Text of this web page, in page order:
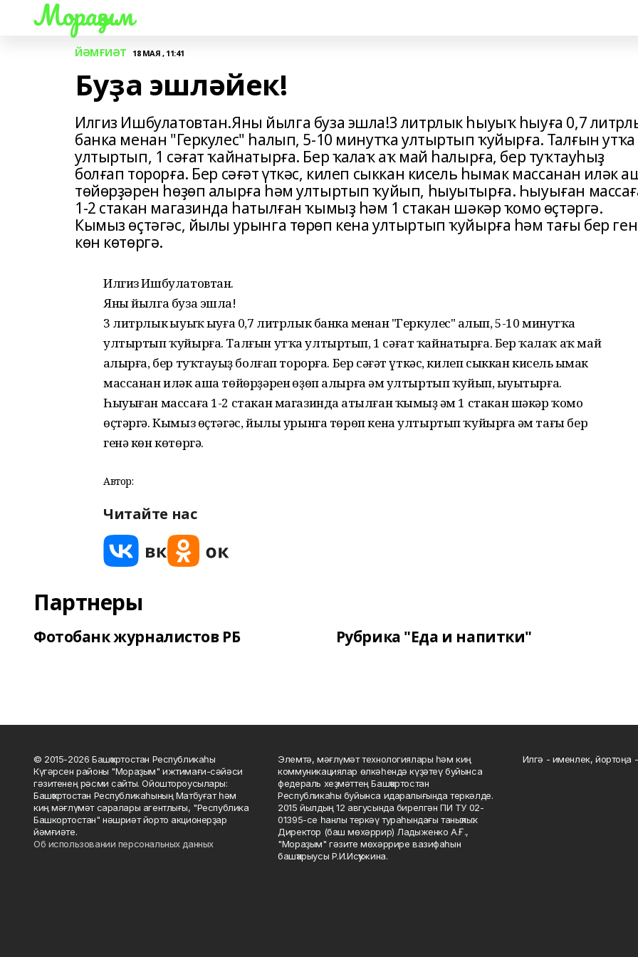
Мораҙым
ЙӘМҒИӘТ 18 МАЯ , 11:41
Буҙа эшләйек!
Илгиз Ишбулатовтан.Яны йылга буза эшла!3 литрлык һыуыҡ һыуға 0,7
банка менан "Геркулес" һалып, 5-10 минутҡа ултыртып ҡуйырға. Талғын утҡа
ултыртып, 1 сәғат ҡайнатырға. Бер ҡалаҡ аҡ май һалырға, бер туҡтауһыҙ
болғап торорға. Бер сәғәт үткәс, килеп сыккан кисель һымак массанан иләк
төйөрҙәрен һөҙөп алырға һәм ултыртып ҡуйып, һыуытырға. Һыуыған
1-2 стакан магазинда һатылған ҡымыҙ һәм 1 стакан шәкәр ҡомо өҫтәргә.
Кымыз өҫтәгәс, йылы урынга төрөп кена ултыртып ҡуйырға һәм тағы бер
көн көтөргә.
Илгиз Ишбулатовтан.
Яны йылга буза эшла!
3 литрлык һыуыҡ һыуға 0,7 литрлык банка менан "Геркулес" һалып, 5-10 минутҡа
ултыртып ҡуйырға. Талғын утҡа ултыртып, 1 сәғат ҡайнатырға. Бер ҡалаҡ аҡ май
һалырға, бер туҡтауһыҙ болғап торорға. Бер сәғәт үткәс, килеп сыккан кисель һымак
массанан иләк аша төйөрҙәрен һөҙөп алырға һәм ултыртып ҡуйып, һыуытырға.
Һыуыған массаға 1-2 стакан магазинда һатылған ҡымыҙ һәм 1 стакан шәкәр ҡомо
өҫтәргә. Кымыз өҫтәгәс, йылы урынга төрөп кена ултыртып ҡуйырға һәм тағы бер
генә көн көтөргә.
Автор:
Читайте нас
Партнеры
Фотобанк журналистов РБ Рубрика "Еда и напитки"
© 2015-2026 Башҡортостан Республикаһы
Күгәрсен районы "Мораҙым" ижтимағи-сәйәси
гәзитенең рәсми сайты. Ойоштороусылары:
Башҡортостан Республикаһының Матбуғат һәм
киң мәғлүмәт саралары агентлығы, "Республика
Башкортостан" нәшриәт йорто акционерҙар
йәмғиәте.
Об использовании персональных данных
Элемтә, мәғлүмәт технологиялары һәм киң
коммуникациялар өлкәһендә күҙәтеү буйынса
федераль хеҙмәттең Башҡортостан
Республикаһы буйынса идаралығында теркәлде.
2015 йылдың 12 авгусында бирелгән ПИ ТУ 02-
01395-се һанлы теркәү тураһындағы таныҡлыҡ.
Директор (баш мөхәррир) Ладыженко А.Ғ.,
"Мораҙым" гәзите мөхәррире вазифаһын
башҡарыусы Р.И.Исҡужина.
Илгә - именлек, йортоңа -